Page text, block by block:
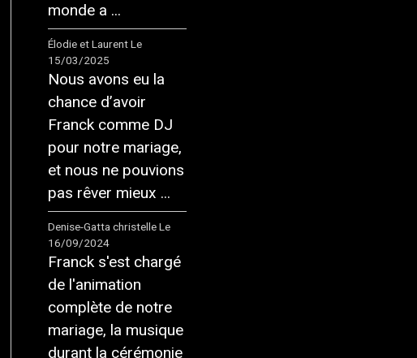
monde a ...
Élodie et Laurent Le
15/03/2025
Nous avons eu la
chance d’avoir
Franck comme DJ
pour notre mariage,
et nous ne pouvions
pas rêver mieux ...
Denise-Gatta christelle Le
16/09/2024
Franck s'est chargé
de l'animation
complète de notre
mariage, la musique
durant la cérémonie